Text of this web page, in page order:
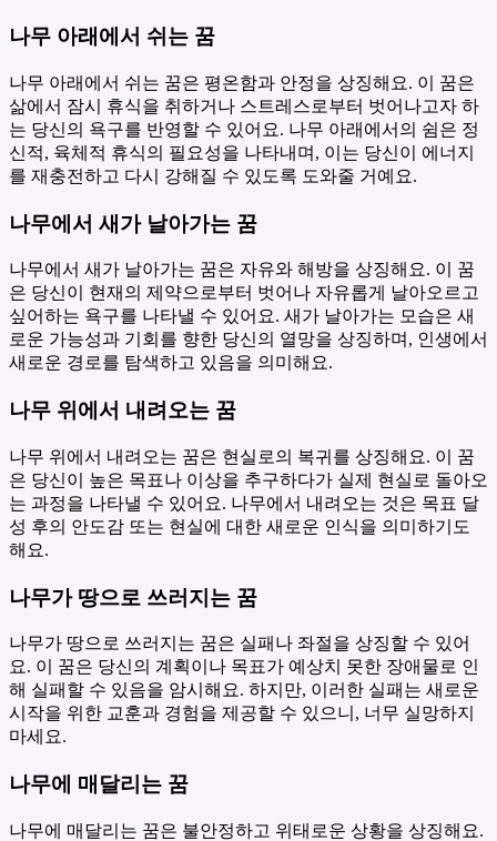
나무 아래에서 쉬는 꿈
나무 아래에서 쉬는 꿈은 평온함과 안정을 상징해요. 이 꿈은
삶에서 잠시 휴식을 취하거나 스트레스로부터 벗어나고자 하
는 당신의 욕구를 반영할 수 있어요. 나무 아래에서의 쉼은 정
신적, 육체적 휴식의 필요성을 나타내며, 이는 당신이 에너지
를 재충전하고 다시 강해질 수 있도록 도와줄 거예요.
나무에서 새가 날아가는 꿈
나무에서 새가 날아가는 꿈은 자유와 해방을 상징해요. 이 꿈
은 당신이 현재의 제약으로부터 벗어나 자유롭게 날아오르고
싶어하는 욕구를 나타낼 수 있어요. 새가 날아가는 모습은 새
로운 가능성과 기회를 향한 당신의 열망을 상징하며, 인생에서
새로운 경로를 탐색하고 있음을 의미해요.
나무 위에서 내려오는 꿈
나무 위에서 내려오는 꿈은 현실로의 복귀를 상징해요. 이 꿈
은 당신이 높은 목표나 이상을 추구하다가 실제 현실로 돌아오
는 과정을 나타낼 수 있어요. 나무에서 내려오는 것은 목표 달
성 후의 안도감 또는 현실에 대한 새로운 인식을 의미하기도
해요.
나무가 땅으로 쓰러지는 꿈
나무가 땅으로 쓰러지는 꿈은 실패나 좌절을 상징할 수 있어
요. 이 꿈은 당신의 계획이나 목표가 예상치 못한 장애물로 인
해 실패할 수 있음을 암시해요. 하지만, 이러한 실패는 새로운
시작을 위한 교훈과 경험을 제공할 수 있으니, 너무 실망하지
마세요.
나무에 매달리는 꿈
나무에 매달리는 꿈은 불안정하고 위태로운 상황을 상징해요.